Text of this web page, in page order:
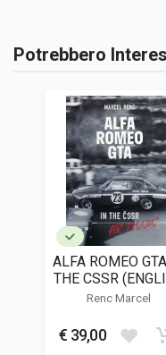
Rilegato
9783033090880
Progetto 33 Editore
LINGUA DEL TESTO
DATA DI STAMPA
10/2022
31 x 23 x 3,5 cm
Accedi o registrati
Potrebbero
ALFA ROMEO
THE CSSR
EDITION)
Renc Marcel
€ 39,00